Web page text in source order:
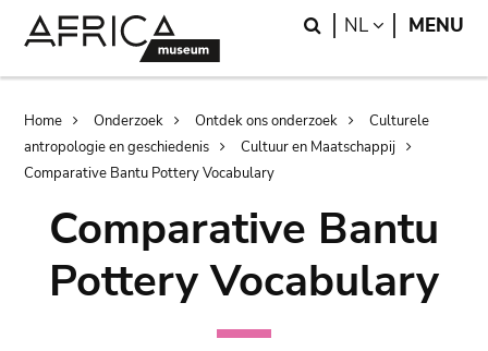
Search
NL LANGUAGE
MENU
Breadcrumb
Home Onderzoek Ontdek ons onderzoek
Culturele
antropologie en geschiedenis
Cultuur en Maatschappij
Comparative Bantu Pottery Vocabulary
Comparative Bantu
Pottery Vocabulary